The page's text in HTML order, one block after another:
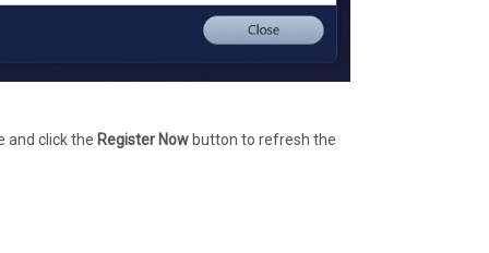
and click the Register Now button to refresh the